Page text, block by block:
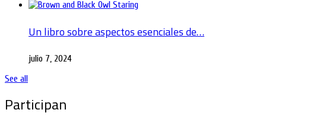
Un libro sobre aspectos esenciales de…
julio 7, 2024
See all
Participan